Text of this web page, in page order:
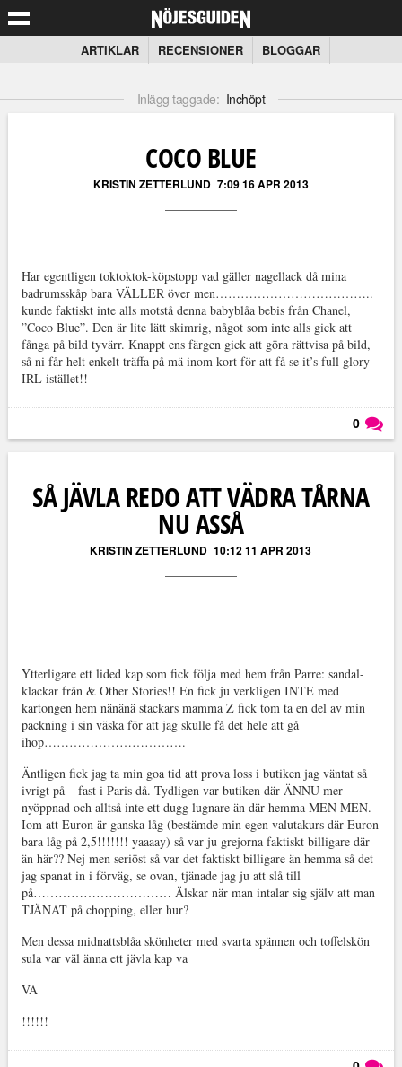
ARTIKLAR RECENSIONER BLOGGAR
Inlägg taggade: Inchöpt
COCO BLUE
KRISTIN ZETTERLUND 7:09 16 APR 2013
Har egentligen toktoktok-köpstopp vad gäller nagellack då mina
badrumsskåp bara VÄLLER över men………………………………..
kunde faktiskt inte alls motstå denna babyblåa bebis från Chanel,
”Coco Blue”. Den är lite lätt skimrig, något som inte alls gick att
fånga på bild tyvärr. Knappt ens färgen gick att göra rättvisa på bild,
så ni får helt enkelt träffa på mä inom kort för att få se it’s full glory
IRL istället!!
0
SÅ JÄVLA REDO ATT VÄDRA TÅRNA
NU ASSÅ
KRISTIN ZETTERLUND 10:12 11 APR 2013
Ytterligare ett lided kap som fick följa med hem från Parre: sandal-
klackar från & Other Stories!! En fick ju verkligen INTE med
kartongen hem nänänä stackars mamma Z fick tom ta en del av min
packning i sin väska för att jag skulle få det hele att gå
ihop…………………………….
Äntligen fick jag ta min goa tid att prova loss i butiken jag väntat så
ivrigt på – fast i Paris då. Tydligen var butiken där ÄNNU mer
nyöppnad och alltså inte ett dugg lugnare än där hemma MEN MEN.
Iom att Euron är ganska låg (bestämde min egen valutakurs där Euron
bara låg på 2,5!!!!!!! yaaaay) så var ju grejorna faktiskt billigare där
än här?? Nej men seriöst så var det faktiskt billigare än hemma så det
jag spanat in i förväg, se ovan, tjänade jag ju att slå till
på…………………………… Älskar när man intalar sig själv att man
TJÄNAT på chopping, eller hur?
Men dessa midnattsblåa skönheter med svarta spännen och toffelskön
sula var väl änna ett jävla kap va
VA
!!!!!!